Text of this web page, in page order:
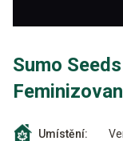
Sumo
Umístění: